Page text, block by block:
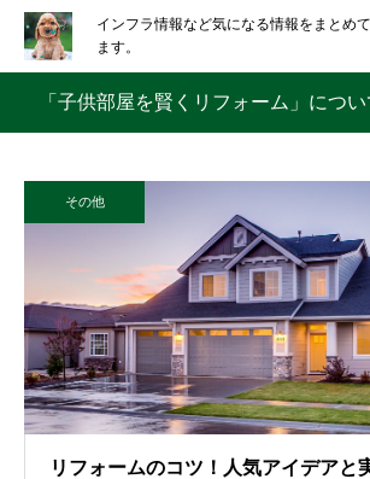
インフラ情報など気になる情報をまとめ
ます。
「子供部屋を賢くリフォーム」につい
その他
リフォームのコツ！人気アイデアと